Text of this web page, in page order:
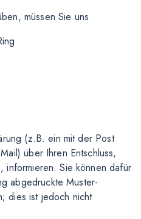
müssen Sie uns
(z.B. ein mit der Post
über Ihren Entschluss,
informieren. Sie können dafür
abgedruckte Muster-
dies ist jedoch nicht